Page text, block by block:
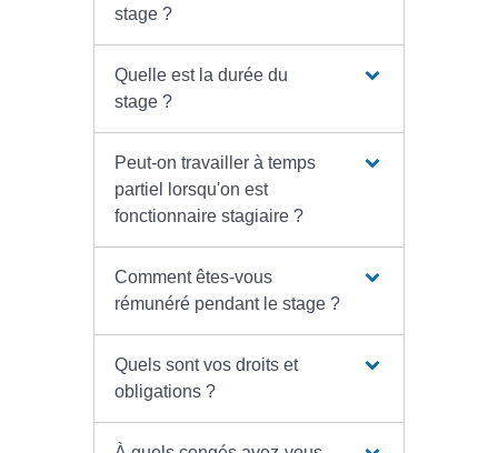
stage ?
Quelle est la durée du
stage ?
Peut-on travailler à temps
partiel lorsqu'on est
fonctionnaire stagiaire ?
Comment êtes-vous
rémunéré pendant le stage ?
Quels sont vos droits et
obligations ?